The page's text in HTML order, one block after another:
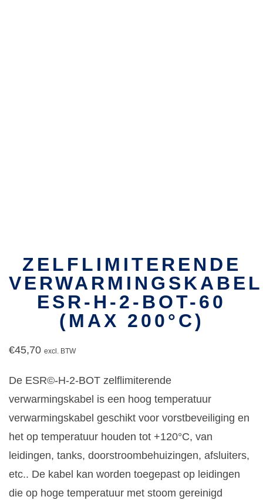
ZELFLIMITERENDE
VERWARMINGSKABEL
ESR-H-2-BOT-60
(MAX 200°C)
€45,70 excl. BTW
De ESR©-H-2-BOT zelflimiterende
verwarmingskabel is een hoog temperatuur
verwarmingskabel geschikt voor vorstbeveiliging en
het op temperatuur houden tot +120°C, van
leidingen, tanks, doorstroombehuizingen, afsluiters,
etc.. De kabel kan worden toegepast op leidingen
die op hoge temperatuur met stoom gereinigd